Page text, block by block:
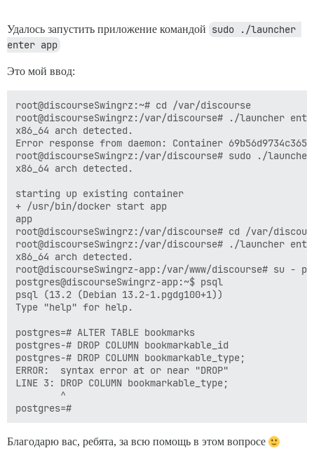
Удалось запустить приложение командой sudo ./launcher
enter app
Это мой ввод:
root@discourseSwingrz:~# cd /var/discourse
root@discourseSwingrz:/var/discourse# ./launcher
x86_64 arch detected.
Error response from daemon: Container
root@discourseSwingrz:/var/discourse# sudo ./
x86_64 arch detected.
starting up existing container
+ /usr/bin/docker start app
app
root@discourseSwingrz:/var/discourse# cd /var/
root@discourseSwingrz:/var/discourse# ./launcher
x86_64 arch detected.
root@discourseSwingrz-app:/var/www/discourse# su -
postgres@discourseSwingrz-app:~$ psql
psql (13.2 (Debian 13.2-1.pgdg100+1))
Type "help" for help.
postgres=# ALTER TABLE bookmarks
postgres-# DROP COLUMN bookmarkable_id
postgres-# DROP COLUMN bookmarkable_type;
ERROR:  syntax error at or near "DROP"
LINE 3: DROP COLUMN bookmarkable_type;
        ^
Благодарю вас, ребята, за всю помощь в этом вопросе